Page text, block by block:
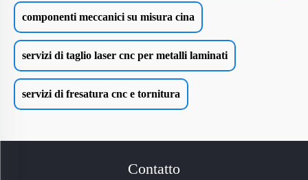
componenti meccanici su misura cina
servizi di taglio laser cnc per metalli laminati
servizi di fresatura cnc e tornitura
Contatto